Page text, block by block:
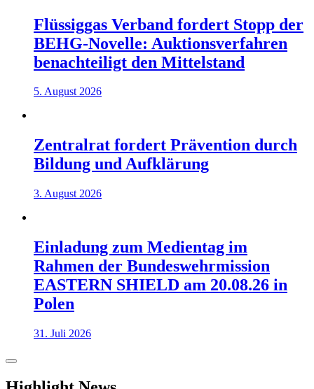
Flüssiggas Verband fordert Stopp der
BEHG-Novelle: Auktionsverfahren
benachteiligt den Mittelstand
5. August 2026
Zentralrat fordert Prävention durch
Bildung und Aufklärung
3. August 2026
Einladung zum Medientag im
Rahmen der Bundeswehrmission
EASTERN SHIELD am 20.08.26 in
Polen
31. Juli 2026